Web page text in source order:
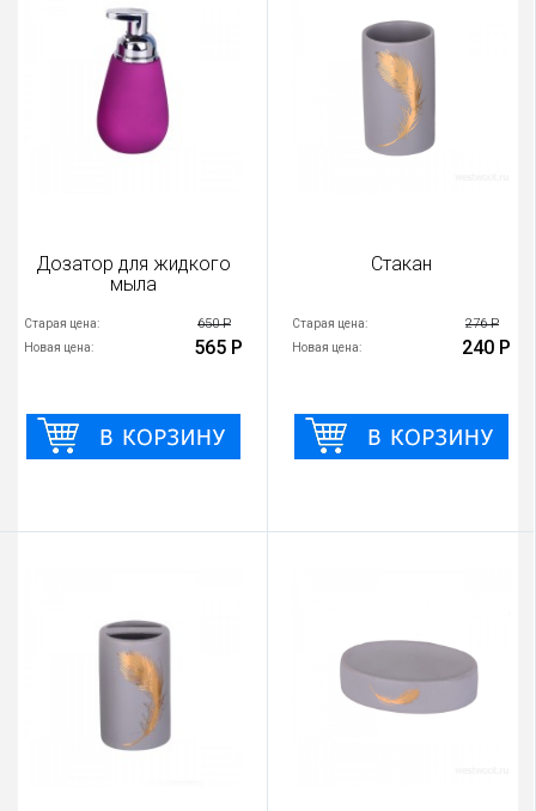
Дозатор для жидкого
мыла
Старая цена: 650 Р
Новая цена: 565 Р
Стакан
Старая цена: 276 Р
Новая цена: 240 Р